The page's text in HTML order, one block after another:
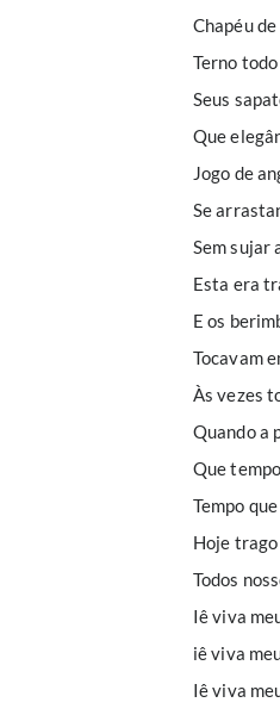
Chapéu de
Terno
Seus
Que
Jogo de
Se
Sem sujar
Esta era
E os
Tocavam
Às vezes
Quando a
Que
Tempo
Hoje
Todos
Iê viva
iê viva
Iê viva